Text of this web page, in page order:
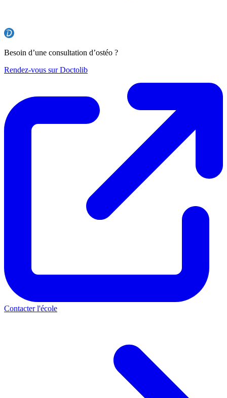
Besoin d’une consultation d’ostéo ?
Rendez-vous sur Doctolib
Contacter l'école